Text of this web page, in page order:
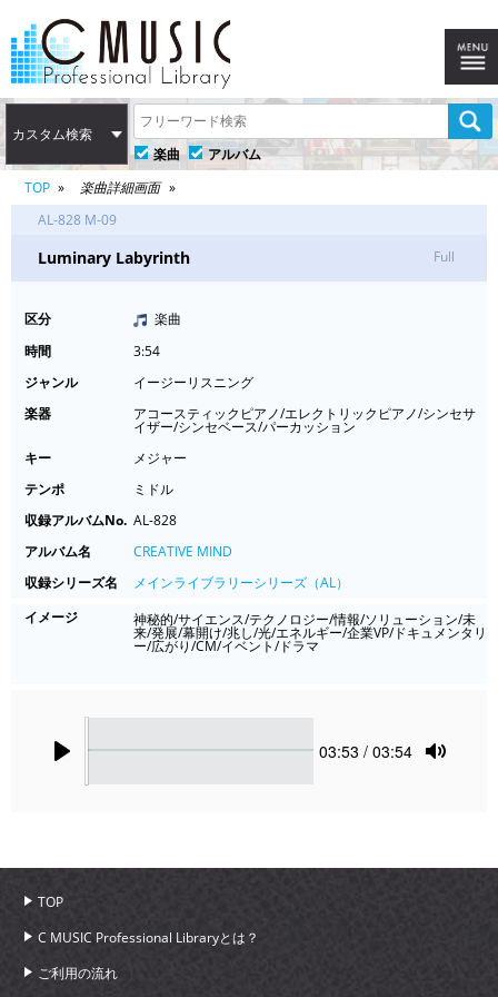
カスタム検索
楽曲
アルバム
TOP
楽曲詳細画面
AL-828 M-09
Luminary Labyrinth Full
区分
楽曲
時間
3:54
ジャンル
イージーリスニング
楽器
アコースティックピアノ/エレクトリックピアノ/シンセサ
イザー/シンセベース/パーカッション
キー
メジャー
テンポ
ミドル
収録アルバムNo. AL-828
アルバム名
CREATIVE MIND
収録シリーズ名
メインライブラリーシリーズ（AL）
イメージ
神秘的/サイエンス/テクノロジー/情報/ソリューション/未
来/発展/幕開け/兆し/光/エネルギー/企業VP/ドキュメンタリ
ー/広がり/CM/イベント/ドラマ
Current
03:53 / 03:54
TOP
C MUSIC Professional Libraryとは？
ご利用の流れ